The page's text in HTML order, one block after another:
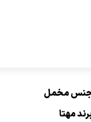
مخمل
مهتا